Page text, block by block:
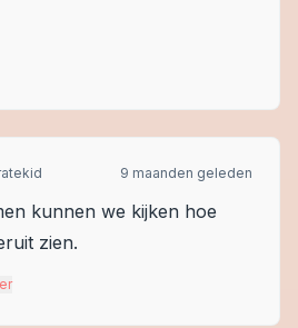
9 maanden geleden
kunnen we kijken hoe
zien.